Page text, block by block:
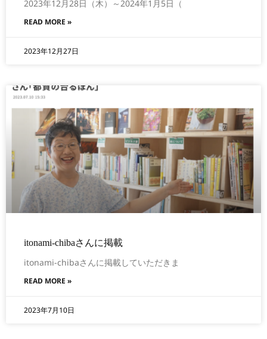
2023年12月28日（木）～2024年1月5日（
READ MORE »
2023年12月27日
itonami-chibaさんに掲載
itonami-chibaさんに掲載していただきま
READ MORE »
2023年7月10日